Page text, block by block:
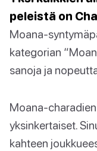
peleistä on
Moana-
kategorian
sanoja ja
Moana-
yksinkertaiset.
kahteen